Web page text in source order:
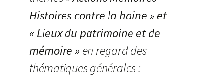
Histoires contre la haine » et
« Lieux du patrimoine et de
mémoire » en regard des
thématiques générales :